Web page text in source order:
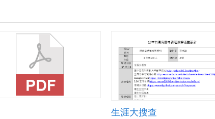
進
格
_
許
騰
生涯大搜查